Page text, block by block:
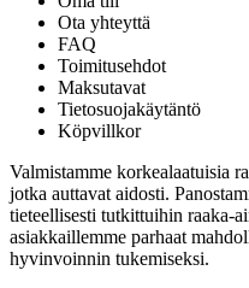
Ota yhteyttä
FAQ
Toimitusehdot
Maksutavat
Tietosuojakäytäntö
Köpvillkor
Valmistamme korkealaatuisia
jotka auttavat aidosti.
tieteellisesti tutkittuihin raaka-
asiakkaillemme parhaat
hyvinvoinnin tukemiseksi.